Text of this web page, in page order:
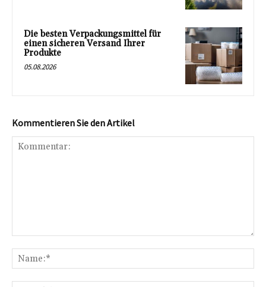
Die besten Verpackungsmittel für
einen sicheren Versand Ihrer
Produkte
05.08.2026
Kommentieren Sie den Artikel